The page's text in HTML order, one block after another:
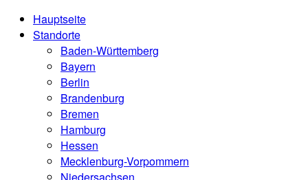
Hauptseite
Standorte
Baden-Württemberg
Bayern
Berlin
Brandenburg
Bremen
Hamburg
Hessen
Mecklenburg-Vorpommern